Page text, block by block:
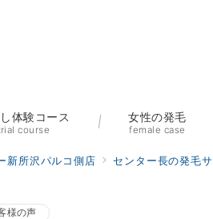
体験コース
course
女性の発毛
female case
新所沢パルコ側店 センター長の発毛
様の声